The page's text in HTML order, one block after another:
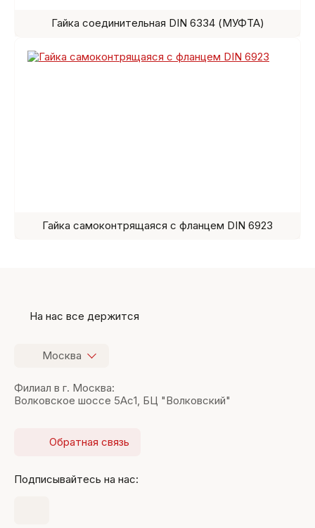
Гайка соединительная DIN 6334 (МУФТА)
Гайка самоконтрящаяся с фланцем DIN 6923
На нас все держится
Москва
Филиал в г. Москва:
Волковское шоссе 5Ас1, БЦ "Волковский"
Обратная связь
Подписывайтесь на нас: